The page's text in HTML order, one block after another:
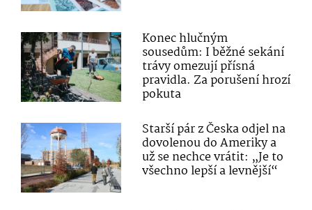
Konec hlučným
sousedům: I běžné sekání
trávy omezují přísná
pravidla. Za porušení hrozí
pokuta
Starší pár z Česka odjel na
dovolenou do Ameriky a
už se nechce vrátit: „Je to
všechno lepší a levnější“